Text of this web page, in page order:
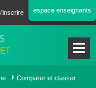
espace enseignants
Comparer et classer